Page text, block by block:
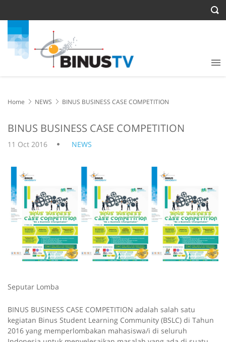
Home NEWS BINUS BUSINESS CASE COMPETITION
BINUS BUSINESS CASE COMPETITION
11 Oct 2016 NEWS
Seputar Lomba
BINUS BUSINESS CASE COMPETITION adalah salah satu
kegiatan Binus Student Learning Community (BSLC) di Tahun
2016 yang memperlombakan mahasiswa/i di seluruh